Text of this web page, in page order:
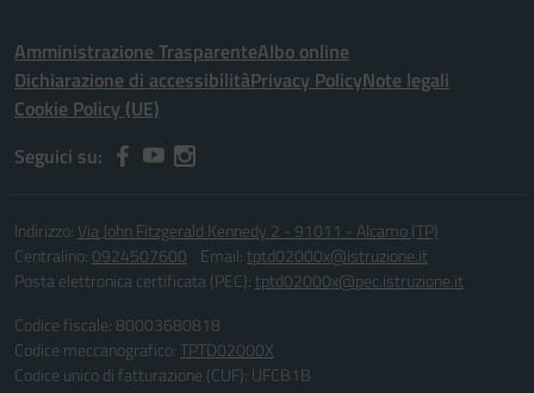
Amministrazione TrasparenteAlbo online
Dichiarazione di accessibilitàPrivacy PolicyNote legali
Cookie Policy (UE)
Seguici su:
Indirizzo: Via John Fitzgerald Kennedy 2 - 91011 - Alcamo (TP)
Centralino: 0924507600 Email: tptd02000x@istruzione.it
Posta elettronica certificata (PEC): tptd02000x@pec.istruzione.it
Codice fiscale: 80003680818
Codice meccanografico:TPTD02000X
Codice unico di fatturazione (CUF): UFCB1B